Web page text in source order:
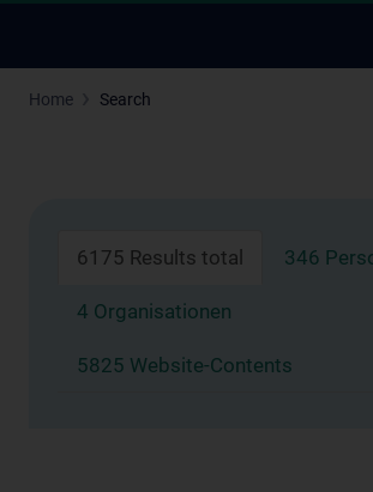
Home Search
6175 Results total 346
4 Organisationen
5825 Website-Contents